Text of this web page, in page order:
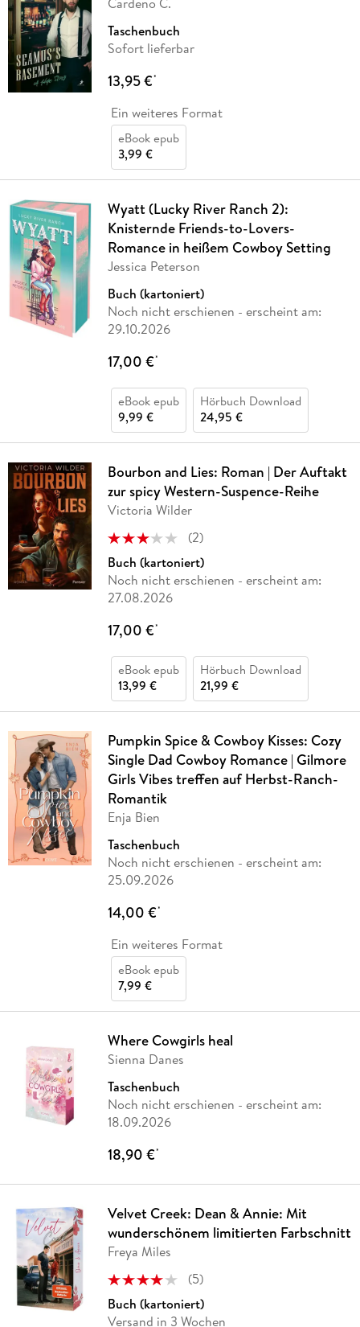
Taschenbuch
Sofort lieferbar
13,95 €*
Ein weiteres Format
eBook epub
3,99 €
Wyatt (Lucky River Ranch 2):
Knisternde Friends-to-Lovers-
Romance in heißem Cowboy Setting
Jessica Peterson
Buch (kartoniert)
Noch nicht erschienen - erscheint am:
29.10.2026
17,00 €*
eBook epub
9,99 €
Hörbuch Download
24,95 €
Bourbon and Lies: Roman | Der Auftakt
zur spicy Western-Suspence-Reihe
Victoria Wilder
(2)
Buch (kartoniert)
Noch nicht erschienen - erscheint am:
27.08.2026
17,00 €*
eBook epub
13,99 €
Hörbuch Download
21,99 €
Pumpkin Spice & Cowboy Kisses: Cozy
Single Dad Cowboy Romance | Gilmore
Girls Vibes treffen auf Herbst-Ranch-
Romantik
Enja Bien
Taschenbuch
Noch nicht erschienen - erscheint am:
25.09.2026
14,00 €*
Ein weiteres Format
eBook epub
7,99 €
Where Cowgirls heal
Sienna Danes
Taschenbuch
Noch nicht erschienen - erscheint am:
18.09.2026
18,90 €*
Velvet Creek: Dean & Annie: Mit
wunderschönem limitierten Farbschnitt
Freya Miles
(5)
Buch (kartoniert)
Versand in 3 Wochen